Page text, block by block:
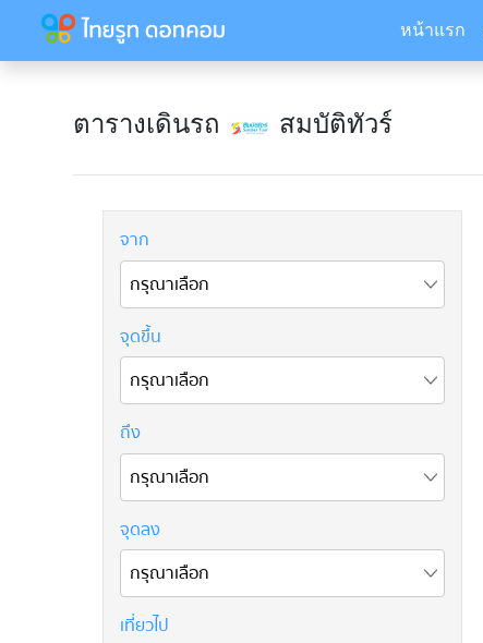
หน้าแรก
ตารางเดินรถ สมบัติทัวร์